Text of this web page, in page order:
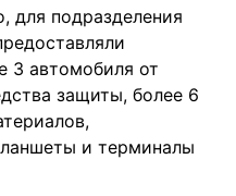
для подразделения
3 автомобиля от
защиты, более 6
и терминалы